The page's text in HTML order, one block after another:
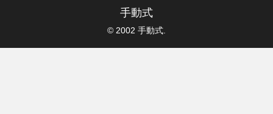
手動式
© 2002 手動式.